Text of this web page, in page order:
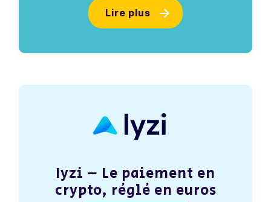
Lire plus
Iyzi – Le paiement en
crypto, réglé en euros